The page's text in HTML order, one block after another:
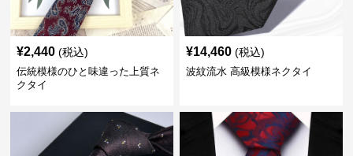
¥2,440 (税込)
伝統模様のひと味違った上質ネ
クタイ
¥14,460 (税込)
波紋流水 高級模様ネクタイ